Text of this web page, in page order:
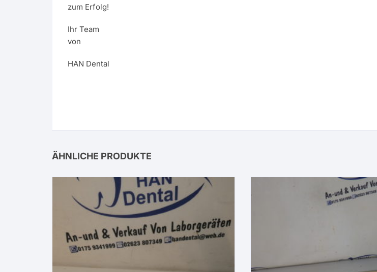
zum Erfolg!
Ihr Team
von
HAN Dental
ÄHNLICHE PRODUKTE